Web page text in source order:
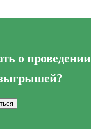
о проведении